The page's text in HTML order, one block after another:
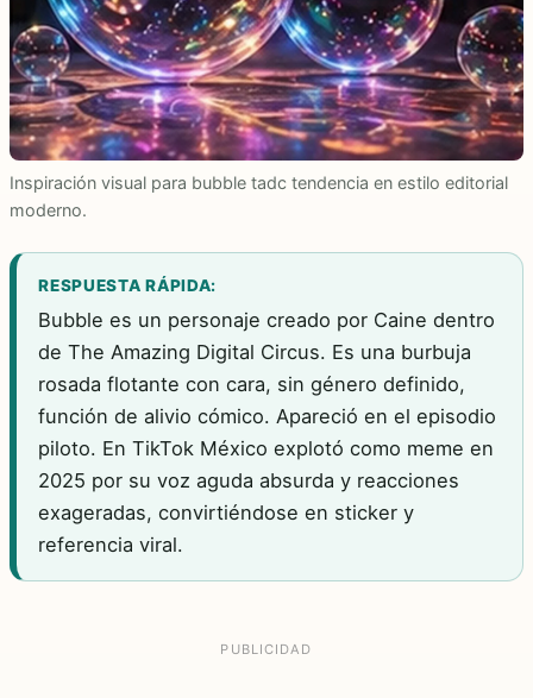
Inspiración visual para bubble tadc tendencia en estilo editorial
moderno.
RESPUESTA RÁPIDA:
Bubble es un personaje creado por Caine dentro
de The Amazing Digital Circus. Es una burbuja
rosada flotante con cara, sin género definido,
función de alivio cómico. Apareció en el episodio
piloto. En TikTok México explotó como meme en
2025 por su voz aguda absurda y reacciones
exageradas, convirtiéndose en sticker y
referencia viral.